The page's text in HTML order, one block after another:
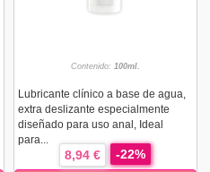
Contenido: 100ml.
Lubricante clínico a base de agua,
extra deslizante especialmente
diseñado para uso anal, Ideal
para...
8,94 € -22%